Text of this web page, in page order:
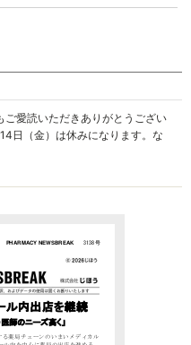
ご愛読いただきありがとうござい
日（金）は休みになります。な